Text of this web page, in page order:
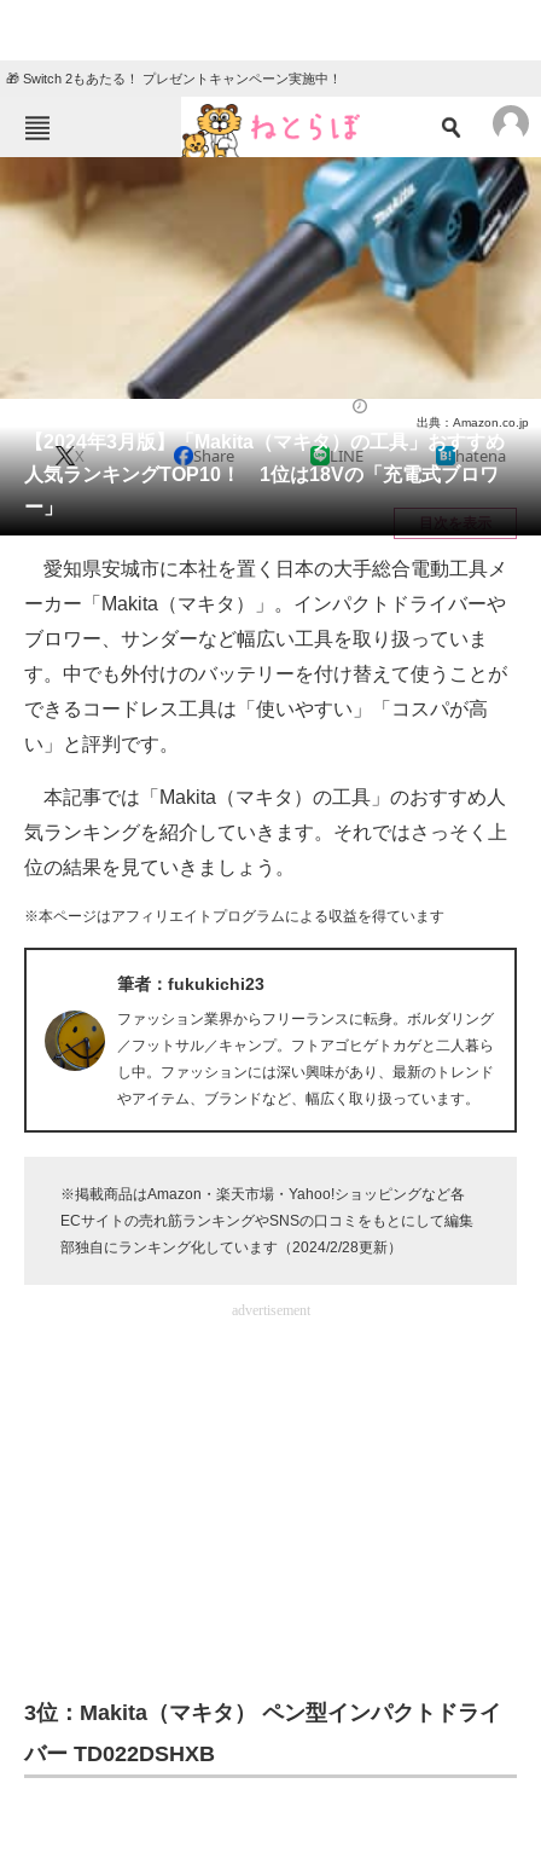
🎁 Switch 2もあたる！ プレゼントキャンペーン実施中！
TOP ニュース
エンタメ クイズ
地域
会員記事
メディア
注目記事を集めた総合ページ
ITの今と未来を見通す
スマホと通信の最新トレンド
進化するPCとデバイスの未来
好きが集まる 比べて選べる
ビジネスと働き方のヒント
マーケ×ITの今がよく分かる
ITエンジニア向け専門サイト
製造業のIT導入・活用を支援
エレクトロニクス専門サイト
【2024年3月版】「Makita（マキタ）の工具」おすすめ
人気ランキングTOP10！ 1位は18Vの「充電式ブロワ
ー」
出典：Amazon.co.jp
X Share LINE hatena
目次を表示
愛知県安城市に本社を置く日本の大手総合電動工具メ
ーカー「Makita（マキタ）」。インパクトドライバーや
ブロワー、サンダーなど幅広い工具を取り扱っていま
す。中でも外付けのバッテリーを付け替えて使うことが
できるコードレス工具は「使いやすい」「コスパが高
い」と評判です。
本記事では「Makita（マキタ）の工具」のおすすめ人
気ランキングを紹介していきます。それではさっそく上
位の結果を見ていきましょう。
※本ページはアフィリエイトプログラムによる収益を得ています
筆者：fukukichi23
ファッション業界からフリーランスに転身。ボルダリング
／フットサル／キャンプ。フトアゴヒゲトカゲと二人暮ら
し中。ファッションには深い興味があり、最新のトレンド
やアイテム、ブランドなど、幅広く取り扱っています。
※掲載商品はAmazon・楽天市場・Yahoo!ショッピングなど各
ECサイトの売れ筋ランキングやSNSの口コミをもとにして編集
部独自にランキング化しています（2024/2/28更新）
advertisement
3位：Makita（マキタ） ペン型インパクトドライ
バー TD022DSHXB